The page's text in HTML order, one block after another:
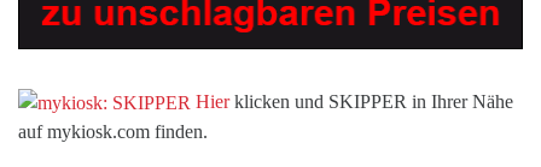
Hierklicken und SKIPPER in Ihrer Nähe
auf mykiosk.com finden.